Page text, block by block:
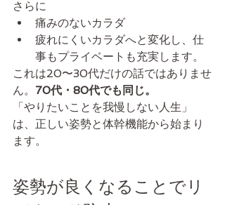
さらに
痛みのないカラダ
疲れにくいカラダへと変化し、仕
事もプライベートも充実します。
これは20〜30代だけの話ではありませ
ん。 70代・80代でも同じ。
「やりたいことを我慢しない人生」
は、正しい姿勢と体幹機能から始まり
ます。
姿勢が良くなることでリ